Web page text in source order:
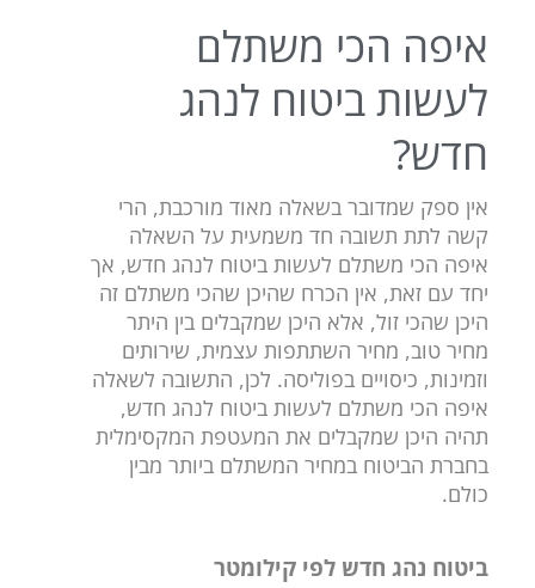
איפה הכי משתלם
לעשות ביטוח לנהג
חדש?
אין ספק שמדובר בשאלה מאוד מורכבת, הרי
קשה לתת תשובה חד משמעית על השאלה
איפה הכי משתלם לעשות ביטוח לנהג חדש, אך
יחד עם זאת, אין הכרח שהיכן שהכי משתלם זה
היכן שהכי זול, אלא היכן שמקבלים בין היתר
מחיר טוב, מחיר השתתפות עצמית, שירותים
וזמינות, כיסויים בפוליסה. לכן, התשובה לשאלה
איפה הכי משתלם לעשות ביטוח לנהג חדש,
תהיה היכן שמקבלים את המעטפת המקסימלית
בחברת הביטוח במחיר המשתלם ביותר מבין
כולם.
ביטוח נהג חדש לפי קילומטר